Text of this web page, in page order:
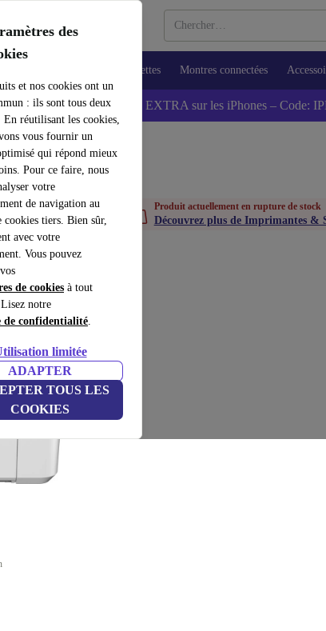
des
et nos cookies ont un
: ils sont tous deux
En réutilisant les cookies,
vous fournir un
qui répond mieux
Pour ce faire, nous
votre
de navigation au
cookies tiers. Bien sûr,
avec votre
Vous pouvez
de cookies à tout
notre
de confidentialité.
limitée
ADAPTER
TOUS LES
COOKIES
Tablettes Montres connectées
💰-5% EXTRA sur les iPhones – Code:
Produit actuellement en rupture de stock
Découvrez plus de Imprimantes &